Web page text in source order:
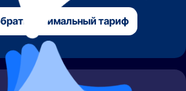
оптимальный тариф